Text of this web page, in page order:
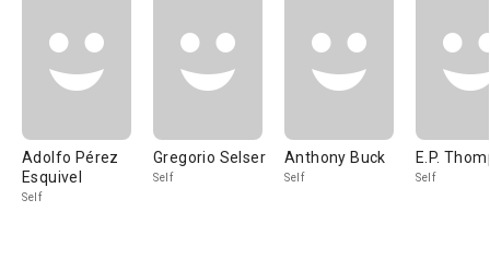
Adolfo Pérez
Esquivel
Self
Gregorio Selser
Self
Anthony Buck
Self
E.P.
Self